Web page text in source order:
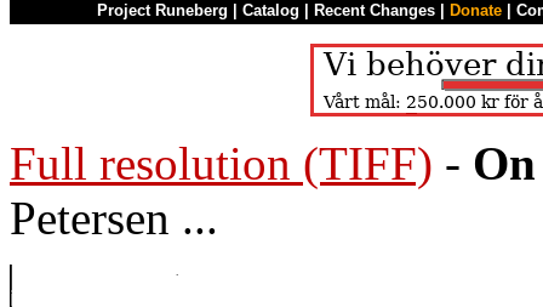
Project Runeberg Catalog Recent Changes Donate
Full resolution (TIFF) -
Petersen ...